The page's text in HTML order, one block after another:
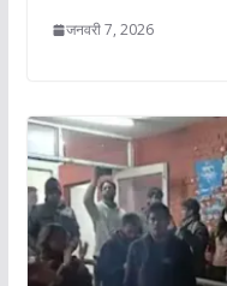
जनवरी 7, 2026